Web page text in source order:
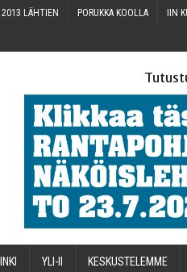
2013 LÄHTIEN PORUK­KA KOOLLA IIN
YLI-II KES­KUS­TE­LEM­ME